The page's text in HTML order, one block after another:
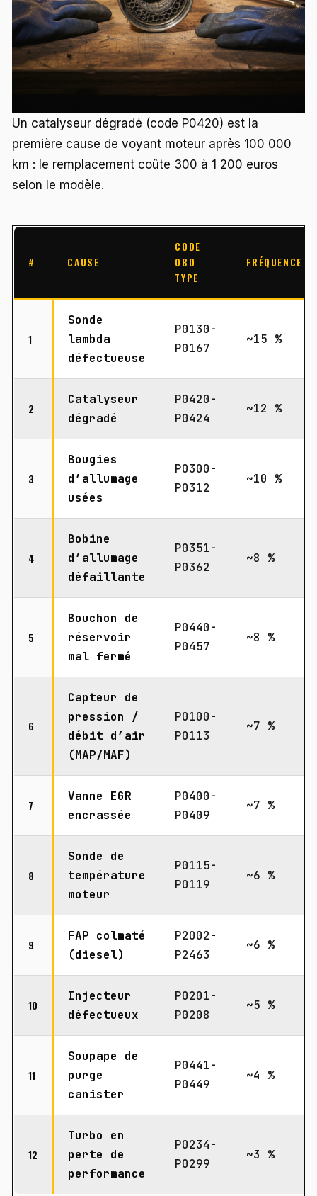
Un catalyseur dégradé (code P0420) est la
première cause de voyant moteur après 100 000
km : le remplacement coûte 300 à 1 200 euros
selon le modèle.
# CAUSE
CODE
OBD
TYPE
FRÉQUENCE
1
Sonde
lambda
défectueuse
P0130-
P0167
~15 %
2
Catalyseur
dégradé
P0420-
P0424
~12 %
3
Bougies
d’allumage
usées
P0300-
P0312
~10 %
4
Bobine
d’allumage
défaillante
P0351-
P0362
~8 %
5
Bouchon de
réservoir
mal fermé
P0440-
P0457
~8 %
6
Capteur de
pression /
débit d’air
(MAP/MAF)
P0100-
P0113
~7 %
7
Vanne EGR
encrassée
P0400-
P0409
~7 %
8
Sonde de
température
moteur
P0115-
P0119
~6 %
9
FAP colmaté
(diesel)
P2002-
P2463
~6 %
10
Injecteur
défectueux
P0201-
P0208
~5 %
11
Soupape de
purge
canister
P0441-
P0449
~4 %
12
Turbo en
perte de
performance
P0234-
P0299
~3 %